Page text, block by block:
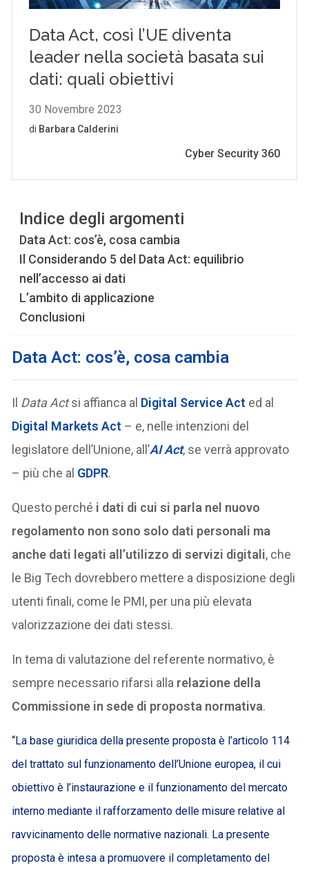
Indice degli argomenti
Data Act: cos’è, cosa cambia
Il Considerando 5 del Data Act: equilibrio
nell’accesso ai dati
L’ambito di applicazione
Conclusioni
Data Act: cos’è, cosa cambia
Il Data Actsi affianca al Digital Service Act ed al
Digital Markets Act – e, nelle intenzioni del
legislatore dell’Unione, all’AI Act, se verrà approvato
– più che al GDPR.
Questo perché i dati di cui si parla nel nuovo
regolamento non sono solo dati personali ma
anche dati legati all’utilizzo di servizi digitali, che
le Big Tech dovrebbero mettere a disposizione degli
utenti finali, come le PMI, per una più elevata
valorizzazione dei dati stessi.
In tema di valutazione del referente normativo, è
sempre necessario rifarsi alla relazione della
Commissione in sede di proposta normativa.
“La base giuridica della presente proposta è l’articolo 114
del trattato sul funzionamento dell’Unione europea, il cui
obiettivo è l’instaurazione e il funzionamento del mercato
interno mediante il rafforzamento delle misure relative al
ravvicinamento delle normative nazionali. La presente
proposta è intesa a promuovere il completamento del